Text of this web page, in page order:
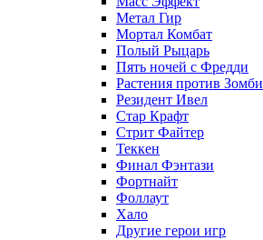
Метал Гир
Мортал Комбат
Полый Рыцарь
Пять ночей с Фредди
Растения против Зомби
Резидент Ивел
Стар Крафт
Стрит Файтер
Теккен
Финал Фэнтази
Фортнайт
Фоллаут
Хало
Другие герои игр